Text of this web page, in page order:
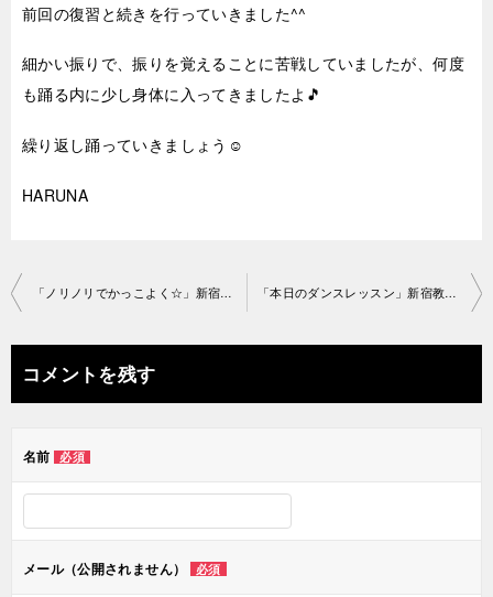
前回の復習と続きを行っていきました^^
細かい振りで、振りを覚えることに苦戦していましたが、何度
も踊る内に少し身体に入ってきましたよ🎵
繰り返し踊っていきましょう☺
HARUNA
投
ナ
ビ
ー
ン
「ノリノリでかっこよく☆」新宿教室2019-8-22-no29-1132 「本日のダンスレッスン」新宿教室2019-8-23-no29-1184
コメントを残す
名前 必須
メール（公開されません） 必須